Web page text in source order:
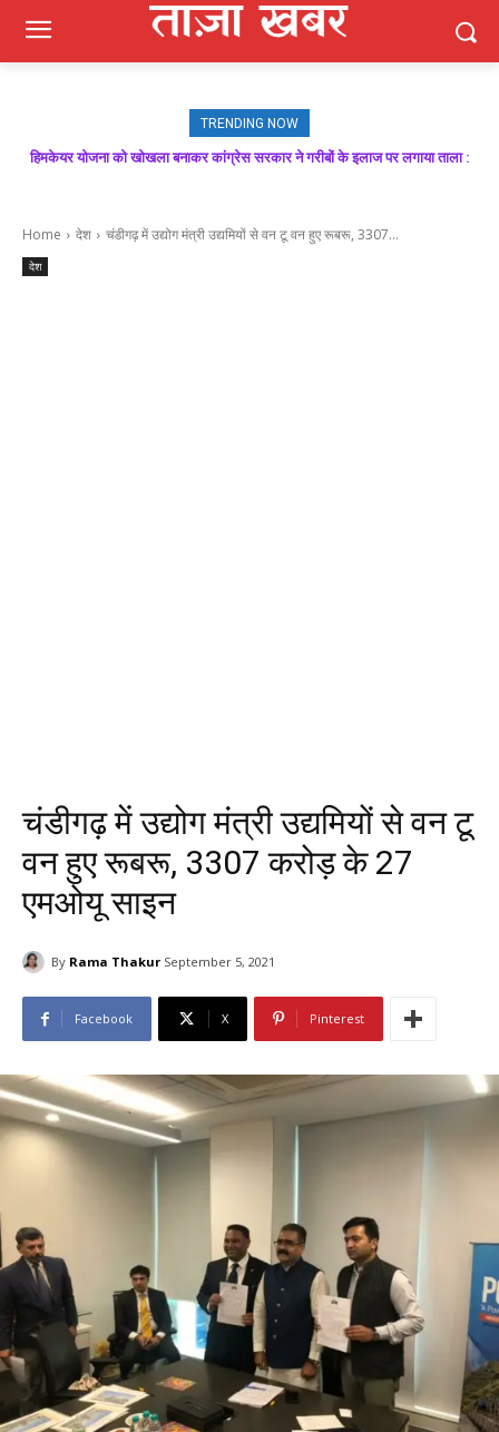
TRENDING NOW
हिमकेयर योजना को खोखला बनाकर कांग्रेस सरकार ने गरीबों के इलाज पर लगाया ताला :
मजबूत बूथ ही भाजपा की जीत की गारंटी, आगामी विधानसभा चुनाव में बूथ प्रबंधन निभाएगा
Home देश चंडीगढ़ में उद्योग मंत्री उद्यमियों से वन टू वन हुए रूबरू, 3307...
देश
चंडीगढ़ में उद्योग मंत्री उद्यमियों से वन टू
वन हुए रूबरू, 3307 करोड़ के 27
एमओयू साइन
By Rama Thakur September 5, 2021
Facebook X Pinterest